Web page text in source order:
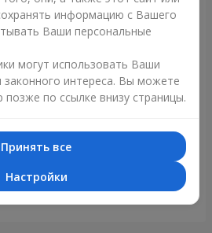
информацию с Вашего
Ваши персональные
могут использовать Ваши
законного интереса. Вы можете
по ссылке внизу страницы.
Принять все
Настройки